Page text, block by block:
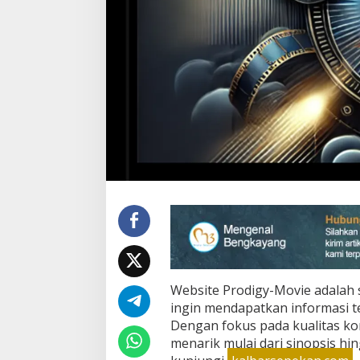
a
i
T
e
b
a
k
u
n
t
k
P
e
c
t
a
F
i
l
Website Prodigy-Movie
ingin mendapatkan informasi
Dengan fokus pada kualitas
menarik mulai dari sinopsis